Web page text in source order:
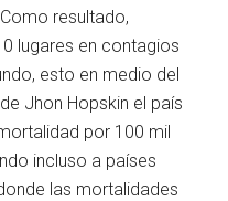
resultado,
lugares en contagios
esto en medio del
Jhon Hopskin el país
por 100 mil
incluso a países
las mortalidades